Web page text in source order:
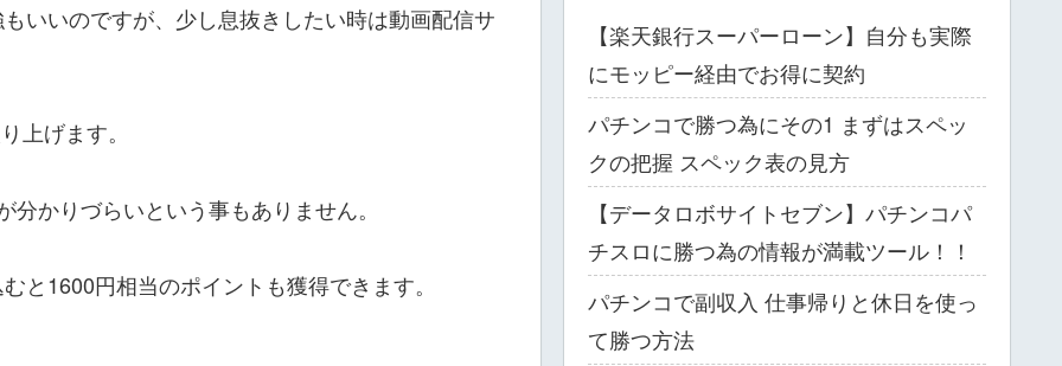
いいのですが、少し息抜きしたい時は動画配信サ
上げます。
かりづらいという事もありません。
と1600円相当のポイントも獲得できます。
【楽天銀行スーパーローン】自分も実際
にモッピー経由でお得に契約
パチンコで勝つ為にその1 まずはスペッ
クの把握 スペック表の見方
【データロボサイトセブン】パチンコパ
チスロに勝つ為の情報が満載ツール！！
パチンコで副収入 仕事帰りと休日を使っ
て勝つ方法